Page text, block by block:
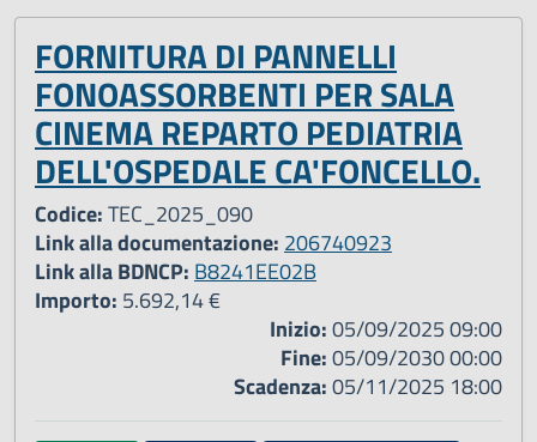
FORNITURA DI PANNELLI
FONOASSORBENTI PER SALA
CINEMA REPARTO PEDIATRIA
DELL'OSPEDALE CA'FONCELLO.
Codice:TEC_2025_090
Link alla documentazione: 206740923
Link alla BDNCP: B8241EE02B
Importo: 5.692,14 €
Inizio:05/09/2025 09:00
Fine:05/09/2030 00:00
Scadenza:05/11/2025 18:00